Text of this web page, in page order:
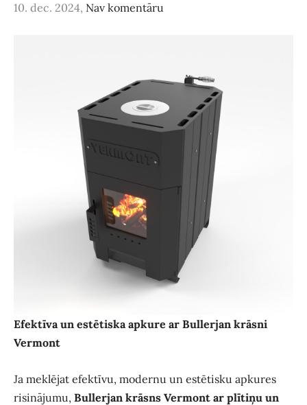
10. dec. 2024, Nav komentāru
Efektīva un estētiska apkure ar Bullerjan krāsni
Vermont
Ja meklējat efektīvu, modernu un estētisku apkures
risinājumu, Bullerjan krāsns Vermont ar plītiņu un